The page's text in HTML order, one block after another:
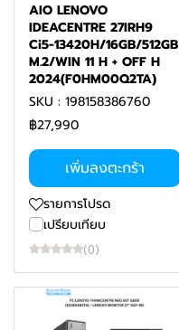
AIO LENOVO
IDEACENTRE 27IRH9
Ci5-13420H/16GB/512GB
M.2/WIN 11 H + OFF H
2024(F0HM00Q2TA)
SKU : 198158386760
฿27,990
เพิ่มลงตะกร้า
รายการโปรด
เปรียบเทียบ
(0)